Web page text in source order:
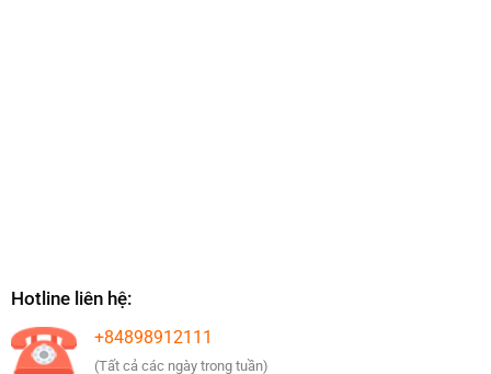
Hotline liên hệ:
+84898912111
(Tất cả các ngày trong tuần)